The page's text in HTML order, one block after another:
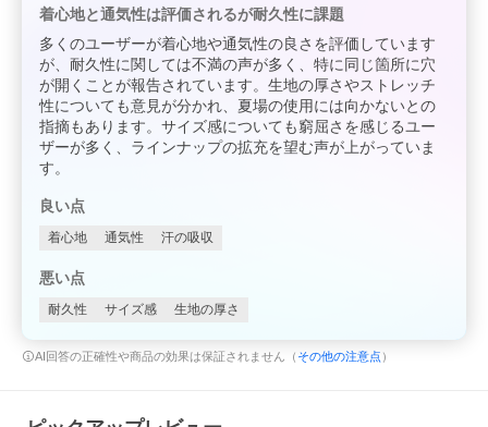
着心地と通気性は評価されるが耐久性に課題
多くのユーザーが着心地や通気性の良さを評価しています
が、耐久性に関しては不満の声が多く、特に同じ箇所に穴
が開くことが報告されています。生地の厚さやストレッチ
性についても意見が分かれ、夏場の使用には向かないとの
指摘もあります。サイズ感についても窮屈さを感じるユー
ザーが多く、ラインナップの拡充を望む声が上がっていま
す。
良い点
着心地 通気性 汗の吸収
悪い点
耐久性 サイズ感 生地の厚さ
AI回答の正確性や商品の効果は保証されません（ その他の注意点 ）